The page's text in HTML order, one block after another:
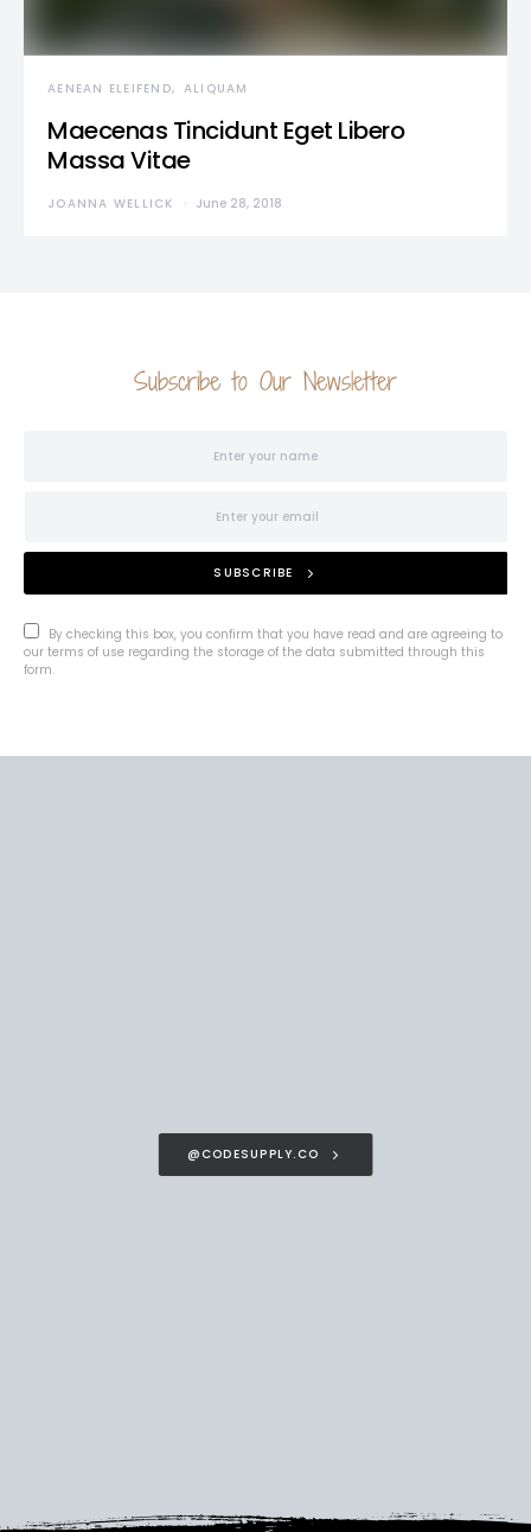
AENEAN ELEIFEND ALIQUAM
Maecenas Tincidunt Eget Libero
Massa Vitae
JOANNA WELLICK June 28, 2018
Subscribe to Our Newsletter
SUBSCRIBE
By checking this box, you confirm that you have read and are agreeing to
our terms of use regarding the storage of the data submitted through this
form.
@CODESUPPLY.CO